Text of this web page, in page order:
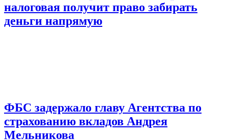
налоговая получит право забирать
деньги напрямую
ФБС задержало главу Агентства по
страхованию вкладов Андрея
Мельникова